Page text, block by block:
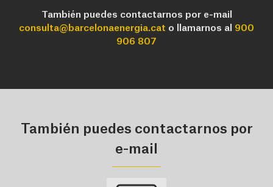
También puedes contactarnos por e-mail
consulta@barcelonaenergia.cat o llamarnos al 900
906 807
También puedes contactarnos por
e-mail